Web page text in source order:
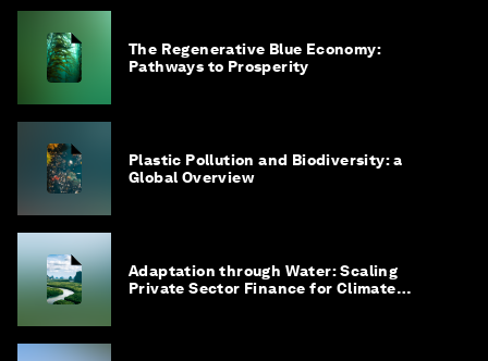
The Regenerative Blue Economy:
Pathways to Prosperity
Plastic Pollution and Biodiversity: a
Global Overview
Adaptation through Water: Scaling
Private Sector Finance for Climate